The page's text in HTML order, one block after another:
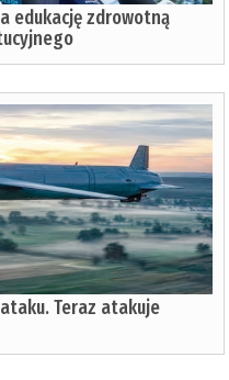
edukację zdrowotną
Teraz atakuje